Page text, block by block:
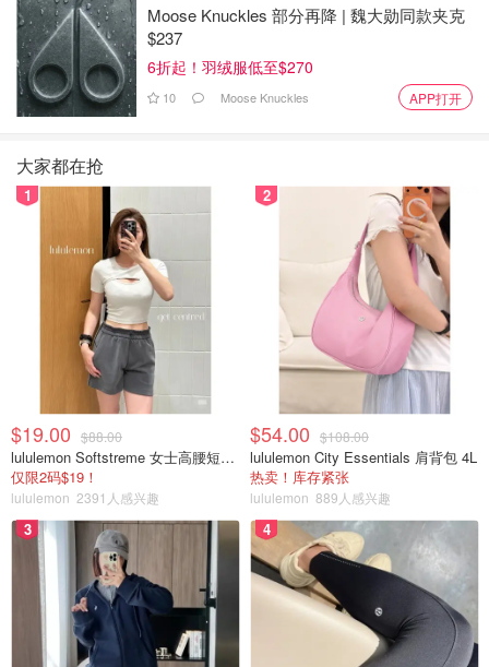
事实上，加拿大政府已经在 2023 年宣布了 “小型多户住宅
计划”，新的城市规划法规允许更多单户住宅区改建为多户
住宅，这意味着 未来可能会出现更多像 Higgins 家这样的
社区！
似住宅的人可以更容易获得审批并降低建造成本。
这个案例在网上引起了热烈讨论，很多人认为比起拥挤的公
寓楼，这种社区式住宅更加理想：
“这比住在高楼里舒服多了，既有隐私，也能互相照应。”
“如果政府能提供补贴支持这种模式，应该会有很多人愿意
“最适合有孩子的家庭，爷爷奶奶还能帮忙带娃！”
如果可以选择，你愿意和家人一起住在这样的小型社区里，
还是更喜欢住在单独的房子或公寓？欢迎在评论区聊聊你的
看法！
来源：
vancouversun 封面：youtube截图
多图预警！多伦多豪宅自降160万加元
出售，后院拥有全尺寸篮球场！黑五
Moose Knuckles 部分再降 | 魏大勋同款夹克
$237
6折起！羽绒服低至$270
10 Moose Knuckles APP打开
大家都在抢
1
$19.00 $88.00
lululemon Softstreme 女士高腰短裤 10cm
仅限2码$19！
lululemon 2391人感兴趣
2
$54.00 $108.00
lululemon City Essentials 肩背包 4L
热卖！库存紧张
lululemon 889人感兴趣
3 4